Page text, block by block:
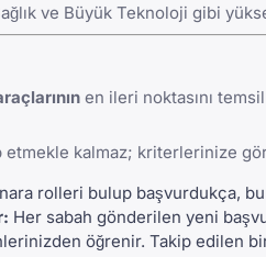
ve Büyük Teknoloji gibi
en ileri noktasını
kalmaz; kriterlerinize
rolleri bulup başvurdukça,
Her sabah gönderilen yeni
öğrenir. Takip edilen